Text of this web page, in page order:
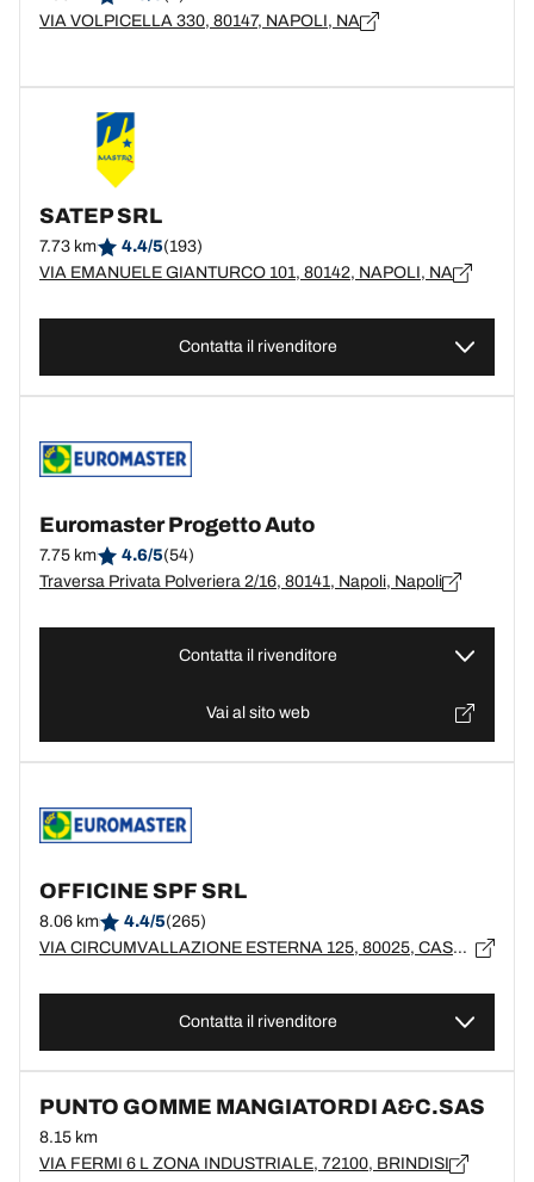
VIA VOLPICELLA 330, 80147, NAPOLI, NA
SATEP SRL
7.73 km 4.4/5(193)
VIA EMANUELE GIANTURCO 101, 80142, NAPOLI, NA
Contatta il rivenditore
Euromaster Progetto Auto
7.75 km 4.6/5(54)
Traversa Privata Polveriera 2/16, 80141, Napoli, Napoli
Contatta il rivenditore
Vai al sito web
OFFICINE SPF SRL
8.06 km 4.4/5(265)
VIA CIRCUMVALLAZIONE ESTERNA 125, 80025, CASANDRINO, NA
Contatta il rivenditore
PUNTO GOMME MANGIATORDI A&C.SAS
8.15 km
VIA FERMI 6 L ZONA INDUSTRIALE, 72100, BRINDISI